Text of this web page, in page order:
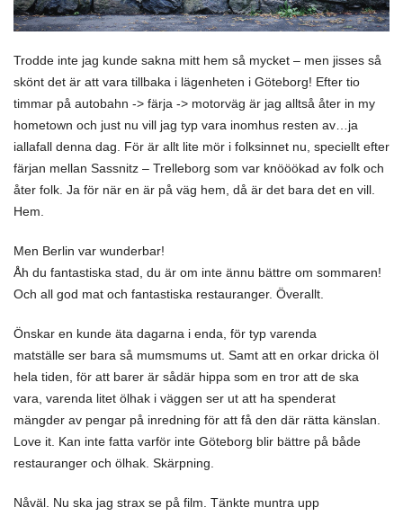
Trodde inte jag kunde sakna mitt hem så mycket – men jisses så
skönt det är att vara tillbaka i lägenheten i Göteborg! Efter tio
timmar på autobahn -> färja -> motorväg är jag alltså åter in my
hometown och just nu vill jag typ vara inomhus resten av…ja
iallafall denna dag. För är allt lite mör i folksinnet nu, speciellt efter
färjan mellan Sassnitz – Trelleborg som var knööökad av folk och
åter folk. Ja för när en är på väg hem, då är det bara det en vill.
Hem.
Men Berlin var wunderbar!
Åh du fantastiska stad, du är om inte ännu bättre om sommaren!
Och all god mat och fantastiska restauranger. Överallt.
Önskar en kunde äta dagarna i enda, för typ varenda
matställe ser bara så mumsmums ut. Samt att en orkar dricka öl
hela tiden, för att barer är sådär hippa som en tror att de ska
vara, varenda litet ölhak i väggen ser ut att ha spenderat
mängder av pengar på inredning för att få den där rätta känslan.
Love it. Kan inte fatta varför inte Göteborg blir bättre på både
restauranger och ölhak. Skärpning.
Nåväl. Nu ska jag strax se på film. Tänkte muntra upp